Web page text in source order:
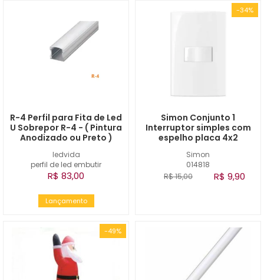
ledvida
perfil de led embutir
R-4 Perfil para Fita de Led
U Sobrepor R-4 - ( Pintura
Anodizado ou Preto )
R$ 83,00
Lançamento
-34%
Simon
014818
Simon Conjunto 1
Interruptor simples com
espelho placa 4x2
R$ 15,00 R$ 9,90
-49%